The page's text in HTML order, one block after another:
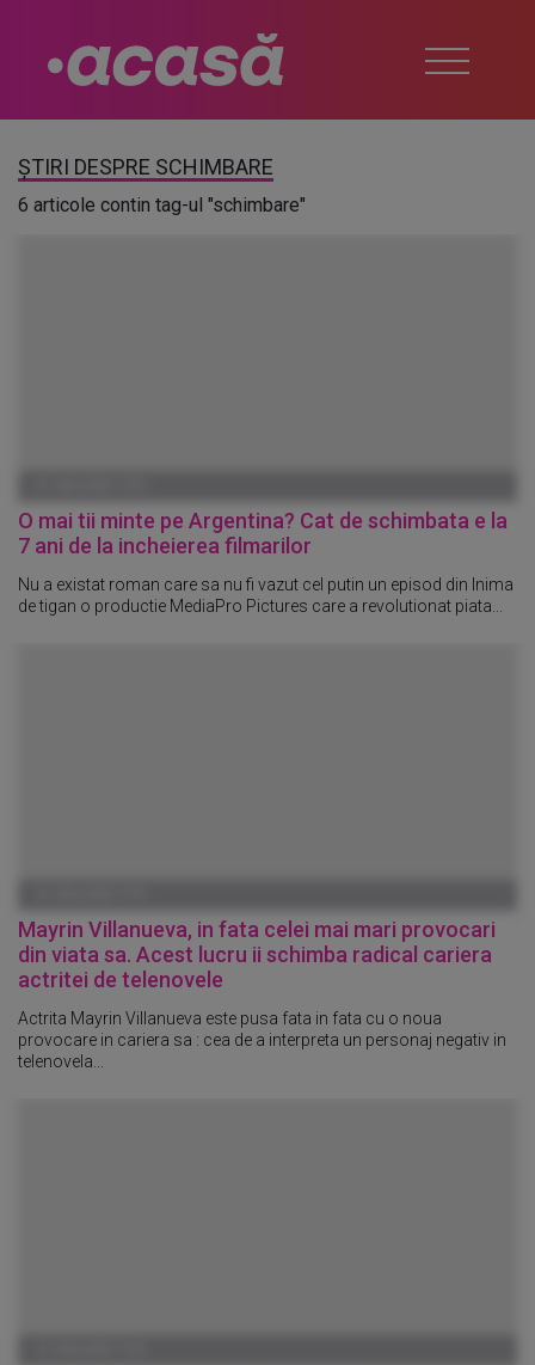
ȘTIRI DESPRE SCHIMBARE
6 articole contin tag-ul "schimbare"
O mai tii minte pe Argentina? Cat de schimbata e la
7 ani de la incheierea filmarilor
Nu a existat roman care sa nu fi vazut cel putin un episod din Inima
de tigan o productie MediaPro Pictures care a revolutionat piata...
Mayrin Villanueva, in fata celei mai mari provocari
din viata sa. Acest lucru ii schimba radical cariera
actritei de telenovele
Actrita Mayrin Villanueva este pusa fata in fata cu o noua
provocare in cariera sa : cea de a interpreta un personaj negativ in
telenovela...